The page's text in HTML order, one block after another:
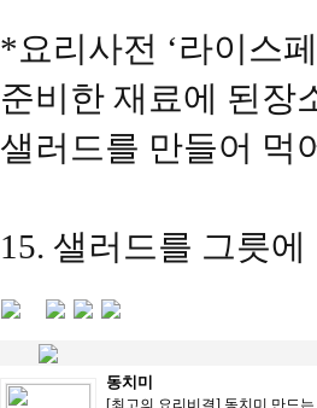
*요리사전 ‘라이스
준비한 재료에 된장
샐러드를 만들어 먹
15. 샐러드를 그릇에
동치미
[최고의 요리비결] 동치미 만드